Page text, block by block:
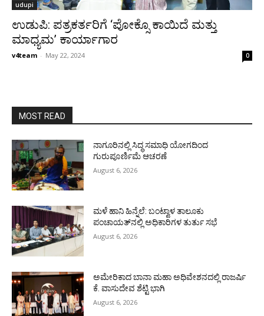
udupi
ಉಡುಪಿ: ಪತ್ರಕರ್ತರಿಗೆ ‘ಪೋಕ್ಸೊ ಕಾಯಿದೆ ಮತ್ತು
ಮಾಧ್ಯಮ’ ಕಾರ್ಯಾಗಾರ
v4team - May 22, 2024 0
MOST READ
ನಾಗೂರಿನಲ್ಲಿ ಸಿದ್ಧ ಸಮಾಧಿ ಯೋಗದಿಂದ
ಗುರುಪೂರ್ಣಿಮೆ ಆಚರಣೆ
August 6, 2026
ಮಳೆ ಹಾನಿ ಹಿನ್ನೆಲೆ: ಬಂಟ್ವಾಳ ತಾಲೂಕು
ಪಂಚಾಯತ್‌ನಲ್ಲಿ ಅಧಿಕಾರಿಗಳ ತುರ್ತು ಸಭೆ
August 6, 2026
ಅಮೇರಿಕಾದ ಬಾನಾ ಮಹಾ ಅಧಿವೇಶನದಲ್ಲಿ ರಾಜರ್ಷಿ
ಕೆ. ವಾಸುದೇವ ಶೆಟ್ಟಿ ಭಾಗಿ
August 6, 2026